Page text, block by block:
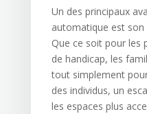
Un des principaux
automatique est son
Que ce soit pour les
de handicap, les
tout simplement
des individus, un
les espaces plus